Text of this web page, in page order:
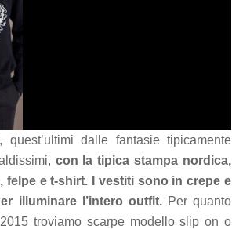
dalle fantasie tipicamente
con la tipica stampa nordica,
felpe e t-shirt. I vestiti sono in crepe e
illuminare l’intero outfit.Per quanto
troviamo scarpe modello slip on o